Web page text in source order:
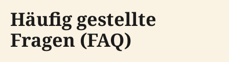
Häufig gestellte
Fragen (FAQ)